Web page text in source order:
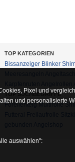
TOP KATEGORIEN
Bissanzeiger Blinker
TOP SUCHBEGRIFFE
Forellenteig Multirolle
Pixel und
und personalisierte
auswählen":